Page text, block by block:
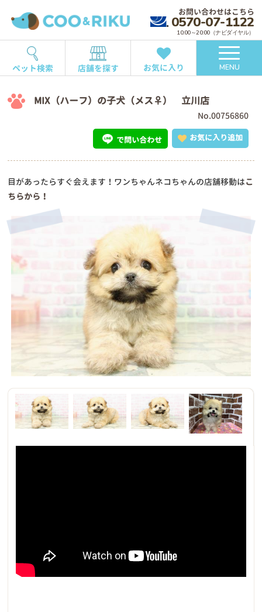
お問い合わせはこちら
0570-07-1122
10:00～20:00（ナビダイヤル）
ペット検索 店舗を探す お気に入り MENU
MIX（ハーフ）の子犬（メス♀） 立川店
No.00756860
お気に入り追加
で問い合わせ
目があったらすぐ会えます！ワンちゃんネコちゃんの店舗移動はこ
ちらから！